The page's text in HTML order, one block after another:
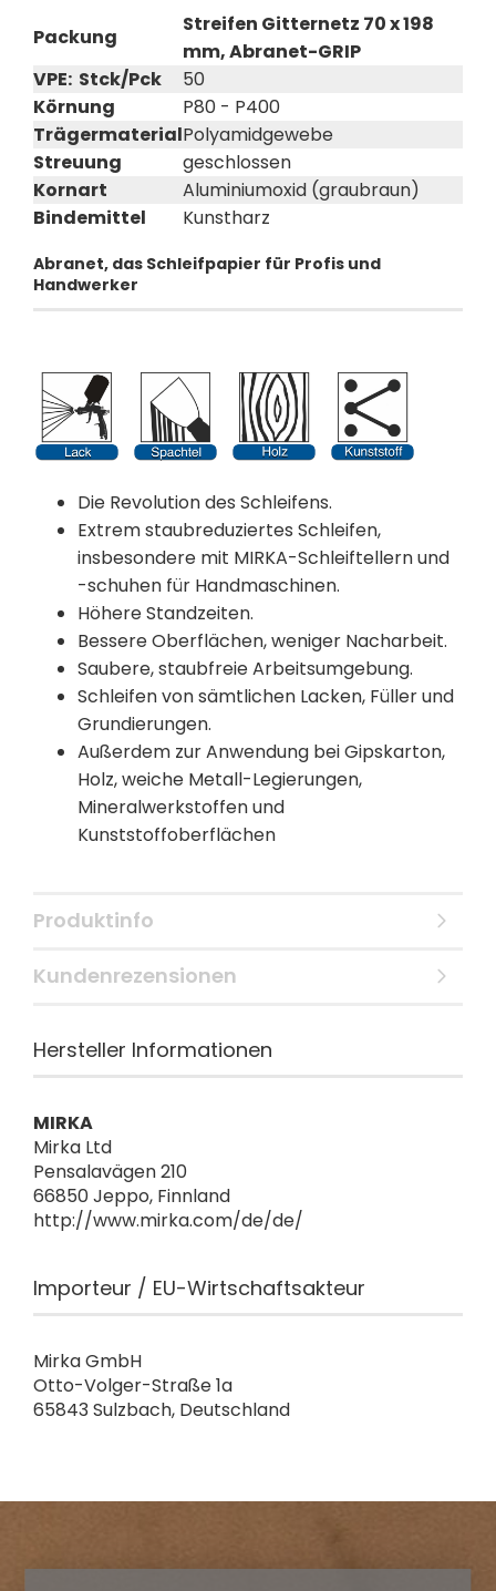
Packung
Streifen Gitternetz 70 x 198
mm, Abranet-GRIP
VPE: Stck/Pck
50
Körnung
P80 - P400
TrägermaterialPolyamidgewebe
Streuung
geschlossen
Kornart
Aluminiumoxid (graubraun)
Bindemittel
Kunstharz
Abranet, das Schleifpapier für Profis und
Handwerker
Die Revolution des Schleifens.
Extrem staubreduziertes Schleifen,
insbesondere mit MIRKA-Schleiftellern und
-schuhen für Handmaschinen.
Höhere Standzeiten.
Bessere Oberflächen, weniger Nacharbeit.
Saubere, staubfreie Arbeitsumgebung.
Schleifen von sämtlichen Lacken, Füller und
Grundierungen.
Außerdem zur Anwendung bei Gipskarton,
Holz, weiche Metall-Legierungen,
Mineralwerkstoffen und
Kunststoffoberflächen
Produktinfo
Kundenrezensionen
Hersteller Informationen
MIRKA
Mirka Ltd
Pensalavägen 210
66850 Jeppo, Finnland
http://www.mirka.com/de/de/
Importeur / EU-Wirtschaftsakteur
Mirka GmbH
Otto-Volger-Straße 1a
65843 Sulzbach, Deutschland